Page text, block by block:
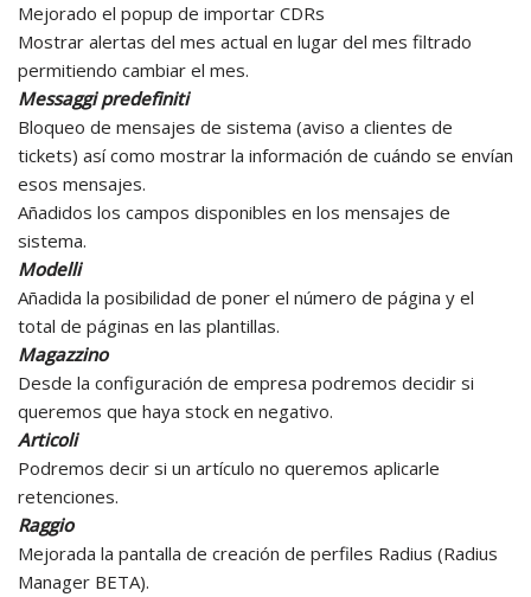
Mejorado el popup de importar CDRs
Mostrar alertas del mes actual en lugar del mes filtrado
permitiendo cambiar el mes.
Messaggi predefiniti
Bloqueo de mensajes de sistema (aviso a clientes de
tickets) así como mostrar la información de cuándo se envían
esos mensajes.
Añadidos los campos disponibles en los mensajes de
sistema.
Modelli
Añadida la posibilidad de poner el número de página y el
total de páginas en las plantillas.
Magazzino
Desde la configuración de empresa podremos decidir si
queremos que haya stock en negativo.
Articoli
Podremos decir si un artículo no queremos aplicarle
retenciones.
Raggio
Mejorada la pantalla de creación de perfiles Radius (Radius
Manager BETA).